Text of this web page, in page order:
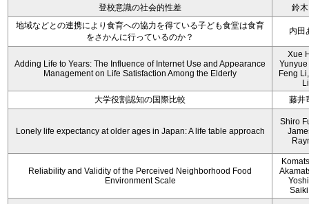
登校意識の社会的性差
鈴
地域などとの連携により食育への協力を得ている子ども食堂は食育
をさかんに行っているのか？
内田
Adding Life to Years: The Influence of Internet Use and Appearance
Management on Life Satisfaction Among the Elderly
Xue
Feng
Li
大学役割認知の国際比較
藤井
Lonely life expectancy at older ages in Japan: A life table approach
Shiro
Reliability and Validity of the Perceived Neighborhood Food
Environment Scale